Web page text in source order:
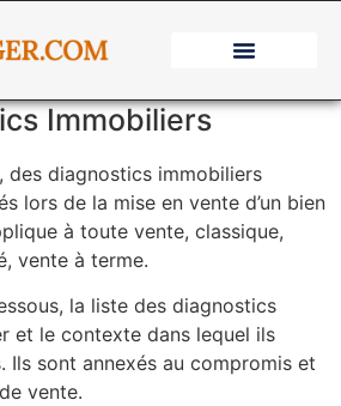
Immobiliers
des diagnostics immobiliers
lors de la mise en vente d’un bien
à toute vente, classique,
vente à terme.
la liste des diagnostics
et le contexte dans lequel ils
Ils sont annexés au compromis et
vente.